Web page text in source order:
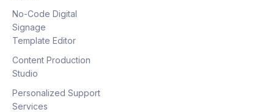
No-Code Digital
Signage
Template Editor
Content Production
Studio
Personalized Support
Services